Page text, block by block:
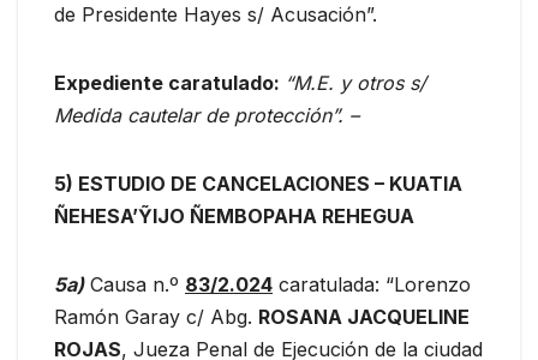
de Presidente Hayes s/ Acusación”.
Expediente caratulado: “M.E. y otros s/
Medida cautelar de protección”. –
5) ESTUDIO DE CANCELACIONES – KUATIA
ÑEHESA’ỸIJO ÑEMBOPAHA REHEGUA
5a)Causa n.º 83/2.024 caratulada: “Lorenzo
Ramón Garay c/ Abg. ROSANA JACQUELINE
ROJAS, Jueza Penal de Ejecución de la ciudad